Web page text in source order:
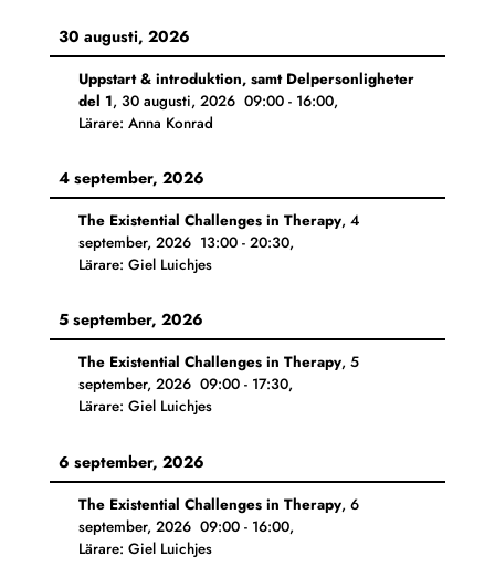
30 augusti, 2026
Uppstart & introduktion, samt Delpersonligheter
del 1, 30 augusti, 2026 09:00- 16:00,
Lärare: Anna Konrad
4 september, 2026
The Existential Challenges in Therapy, 4
september, 2026 13:00- 20:30,
Lärare: Giel Luichjes
5 september, 2026
The Existential Challenges in Therapy, 5
september, 2026 09:00- 17:30,
Lärare: Giel Luichjes
6 september, 2026
The Existential Challenges in Therapy, 6
september, 2026 09:00- 16:00,
Lärare: Giel Luichjes